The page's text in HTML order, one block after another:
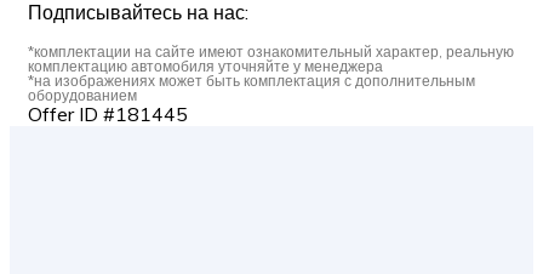
Подписывайтесь на нас:
*комплектации на сайте имеют ознакомительный характер, реальную
комплектацию автомобиля уточняйте у менеджера
*на изображениях может быть комплектация с дополнительным
оборудованием
Offer ID #181445